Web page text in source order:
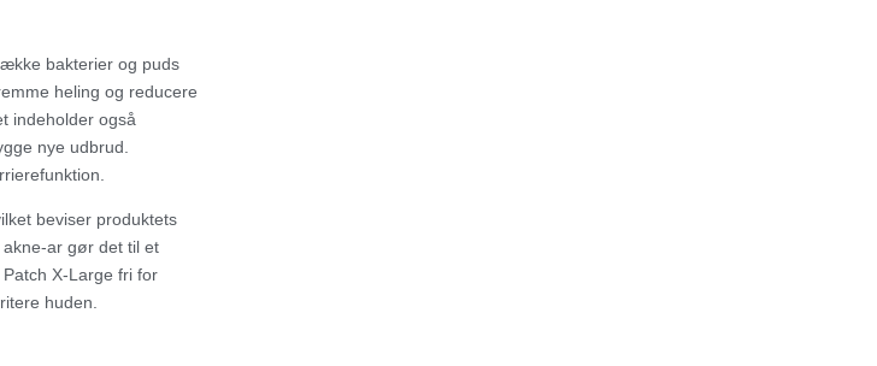
bakterier og puds
heling og reducere
indeholder også
nye udbrud.
beviser produktets
ar gør det til et
X-Large fri for
huden.